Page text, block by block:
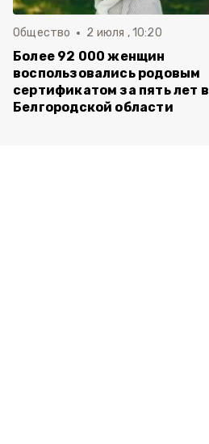
Общество 2 июля , 10:20
Более 92 000 женщин
воспользовались родовым
сертификатом за пять лет в
Белгородской области